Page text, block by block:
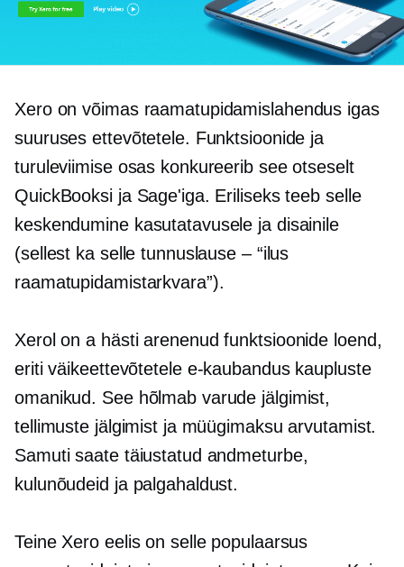
Xero on võimas raamatupidamislahendus igas
suuruses ettevõtetele. Funktsioonide ja
turuleviimise osas konkureerib see otseselt
QuickBooksi ja Sage'iga. Eriliseks teeb selle
keskendumine kasutatavusele ja disainile
(sellest ka selle tunnuslause – “ilus
raamatupidamistarkvara”).
Xerol on a hästi arenenud funktsioonide loend,
eriti väikeettevõtetele e-kaubanduskaupluste
omanikud. See hõlmab varude jälgimist,
tellimuste jälgimist ja müügimaksu arvutamist.
Samuti saate täiustatud andmeturbe,
kulunõudeid ja palgahaldust.
Teine Xero eelis on selle populaarsus